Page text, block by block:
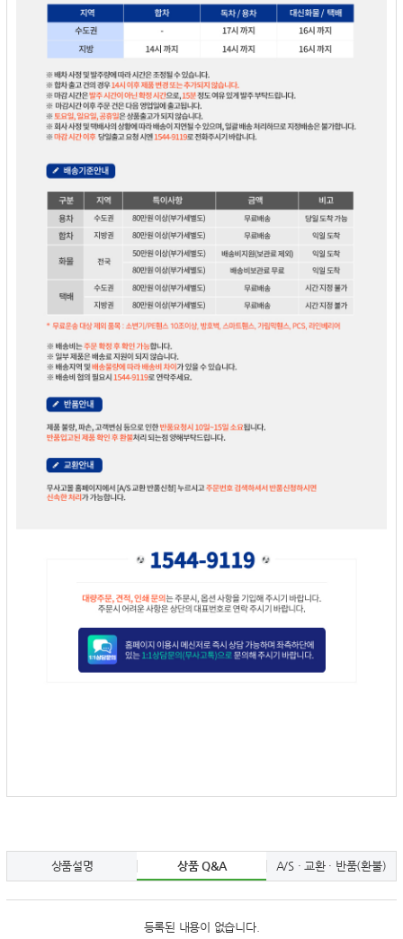
상품설명 상품 Q&A A/S · 교환 · 반품(환불)
등록된 내용이 없습니다.